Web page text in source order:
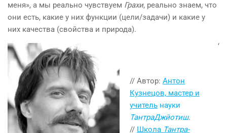
меня», а мы реально чувствуем Грахи, реально знаем, что
они есть, какие у них функции (цели/задачи) и какие у
них качества (свойства и природа).
‘
// Автор: Антон
Кузнецов, мастер и
учитель науки
ТантраДжйотиш.
// Школа Тантра-